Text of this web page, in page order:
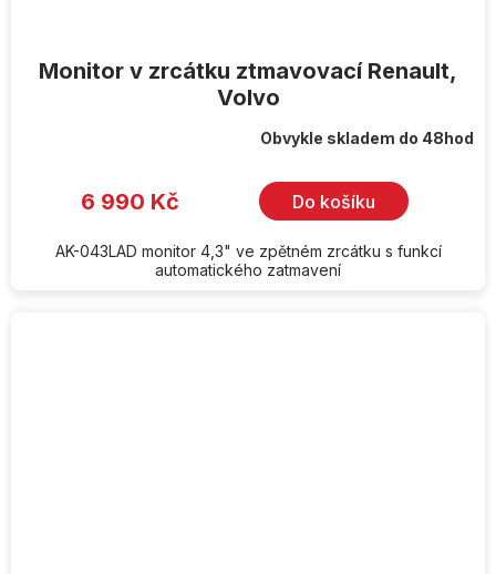
Monitor v zrcátku ztmavovací Renault,
Volvo
Obvykle skladem do 48hod
6 990 Kč Do košíku
AK-043LAD monitor 4,3" ve zpětném zrcátku s funkcí
automatického zatmavení